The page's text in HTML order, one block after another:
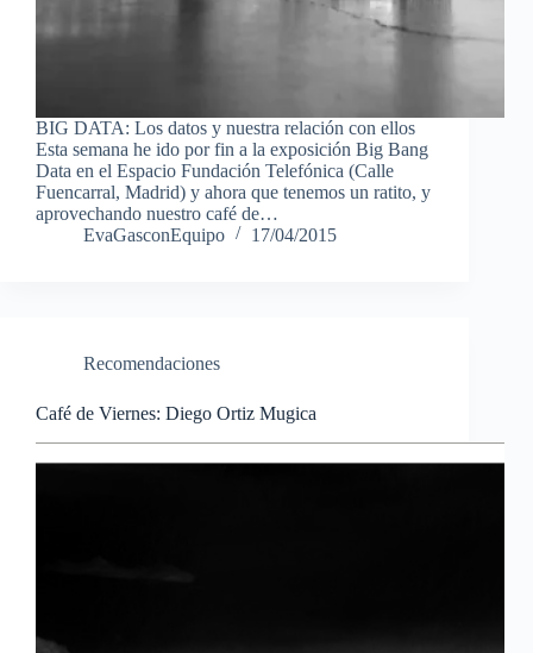
BIG DATA: Los datos y nuestra relación con ellos
Esta semana he ido por fin a la exposición Big Bang
Data en el Espacio Fundación Telefónica (Calle
Fuencarral, Madrid) y ahora que tenemos un ratito, y
aprovechando nuestro café de…
EvaGasconEquipo
17/04/2015
Recomendaciones
Café de Viernes: Diego Ortiz Mugica